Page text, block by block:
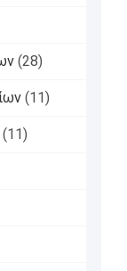
(28)
(11)
(11)